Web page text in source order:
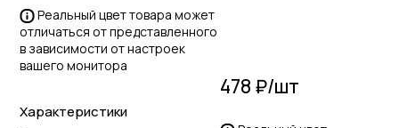
Реальный цвет товара может
отличаться от представленного
в зависимости от настроек
вашего монитора
Характеристики
478 ₽/шт